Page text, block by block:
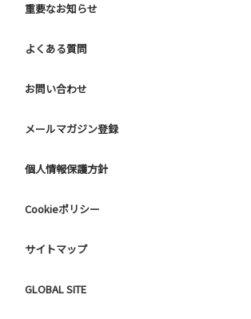
重要なお知らせ
よくある質問
お問い合わせ
メールマガジン登録
個人情報保護方針
Cookieポリシー
サイトマップ
GLOBAL SITE